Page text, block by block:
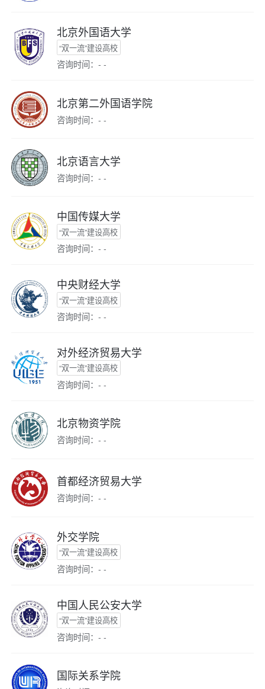
北京外国语大学
“双一流”建设高校
咨询时间：- -
北京第二外国语学院
咨询时间：- -
北京语言大学
咨询时间：- -
中国传媒大学
“双一流”建设高校
咨询时间：- -
中央财经大学
“双一流”建设高校
咨询时间：- -
对外经济贸易大学
“双一流”建设高校
咨询时间：- -
北京物资学院
咨询时间：- -
首都经济贸易大学
咨询时间：- -
外交学院
“双一流”建设高校
咨询时间：- -
中国人民公安大学
“双一流”建设高校
咨询时间：- -
国际关系学院